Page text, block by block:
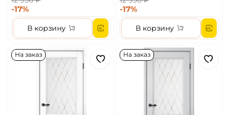
-17%
В корзину
-17%
В корзину
На заказ На заказ